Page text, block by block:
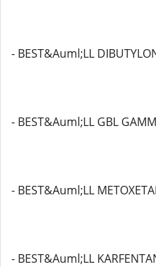
- BEST&Auml;LL
- BEST&Auml;LL GBL
- BEST&Auml;LL
- BEST&Auml;LL